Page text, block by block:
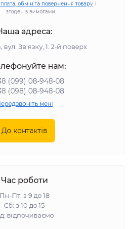
обмін та повернення товару і
згоден з вимогами
адреса:
вул. Зв'язку, 1. 2-й поверх
нам:
(099) 08-948-08
(098) 08-948-08
мені
До контактів
Час роботи
Пн-Пт: з 9 до 18
Сб: з 10 до 15
відпочиваємо